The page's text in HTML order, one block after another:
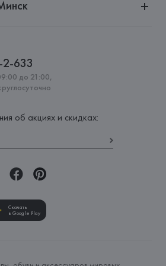
633
до 21:00,
об акциях и скидках:
Скачать
в Google Play